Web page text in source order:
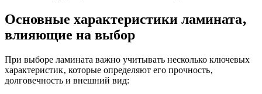
Основные характеристики ламината‚
влияющие на выбор
При выборе ламината важно учитывать несколько ключевых
характеристик‚ которые определяют его прочность‚
долговечность и внешний вид: